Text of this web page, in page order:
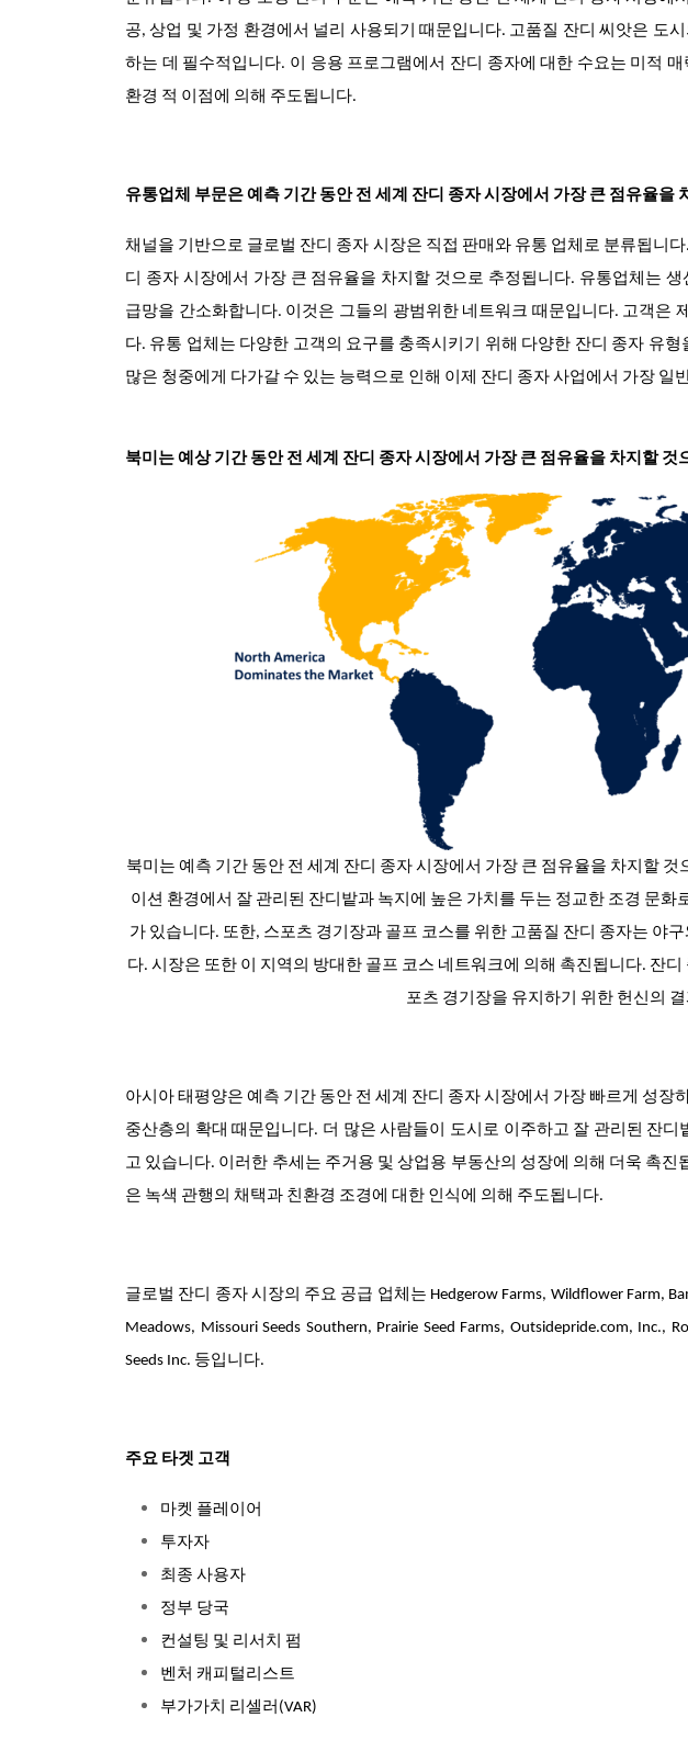
공, 상업 및 가정 환경에서 널리 사용되기 때문입니다. 고품질 잔디 씨앗은 도
하는 데 필수적입니다. 이 응용 프로그램에서 잔디 종자에 대한 수요는 미적
환경 적 이점에 의해 주도됩니다.
유통업체 부문은 예측 기간 동안 전 세계 잔디 종자 시장에서 가장 큰 점유율을
채널을 기반으로 글로벌 잔디 종자 시장은 직접 판매와 유통 업체로 분류됩니
디 종자 시장에서 가장 큰 점유율을 차지할 것으로 추정됩니다. 유통업체는
급망을 간소화합니다. 이것은 그들의 광범위한 네트워크 때문입니다. 고객은
다. 유통 업체는 다양한 고객의 요구를 충족시키기 위해 다양한 잔디 종자 유
많은 청중에게 다가갈 수 있는 능력으로 인해 이제 잔디 종자 사업에서 가장 일
북미는 예상 기간 동안 전 세계 잔디 종자 시장에서 가장 큰 점유율을 차지할 것
북미는 예측 기간 동안 전 세계 잔디 종자 시장에서 가장 큰 점유율을 차지할
이션 환경에서 잘 관리된 잔디밭과 녹지에 높은 가치를 두는 정교한 조경 문화
가 있습니다. 또한, 스포츠 경기장과 골프 코스를 위한 고품질 잔디 종자는 야
다. 시장은 또한 이 지역의 방대한 골프 코스 네트워크에 의해 촉진됩니다. 잔
포츠 경기장을 유지하기 위한 헌신의
아시아 태평양은 예측 기간 동안 전 세계 잔디 종자 시장에서 가장 빠르게 성장
중산층의 확대 때문입니다. 더 많은 사람들이 도시로 이주하고 잘 관리된 잔
고 있습니다. 이러한 추세는 주거용 및 상업용 부동산의 성장에 의해 더욱 촉
은 녹색 관행의 채택과 친환경 조경에 대한 인식에 의해 주도됩니다.
글로벌 잔디 종자 시장의 주요 공급 업체는 Hedgerow Farms, Wildflower Farm,
Meadows, Missouri Seeds Southern, Prairie Seed Farms, Outsidepride.com, Inc.,
Seeds Inc. 등입니다.
주요 타겟 고객
마켓 플레이어
투자자
최종 사용자
정부 당국
컨설팅 및 리서치 펌
벤처 캐피털리스트
부가가치 리셀러(VAR)